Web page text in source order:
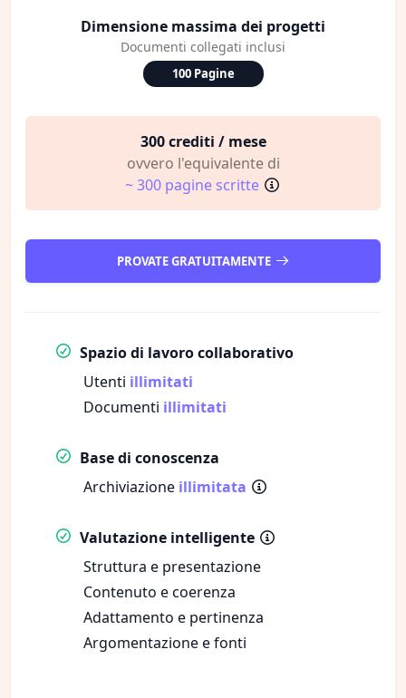
Dimensione massima dei progetti
Documenti collegati inclusi
100 Pagine
300 crediti / mese
ovvero l'equivalente di
~ 300 pagine scritte
PROVATE GRATUITAMENTE
Spazio di lavoro collaborativo
Utenti illimitati
Documenti illimitati
Base di conoscenza
Archiviazione illimitata
Valutazione intelligente
Struttura e presentazione
Contenuto e coerenza
Adattamento e pertinenza
Argomentazione e fonti